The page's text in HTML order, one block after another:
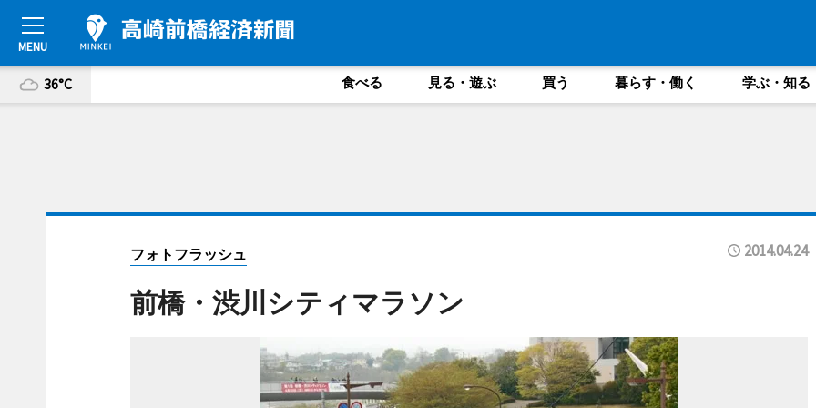
36°C 食べる 見る・遊ぶ 買う 暮らす・働く 学ぶ・知る
フォトフラッシュ 2014.04.24
前橋・渋川シティマラソン